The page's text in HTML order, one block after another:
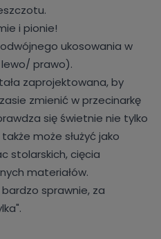
i pionie!
ukosowania w
prawo).
zaprojektowana, by
zmienić w przecinarkę
się świetnie nie tylko
może służyć jako
stolarskich, cięcia
materiałów.
sprawnie, za